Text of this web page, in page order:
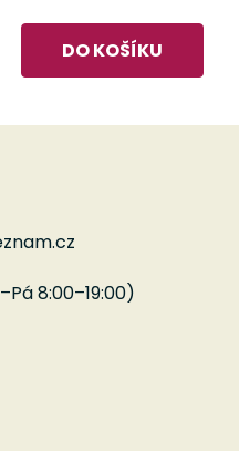
DO KOŠÍKU
8:00–19:00)